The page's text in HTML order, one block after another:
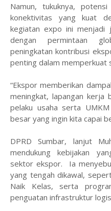
Namun, tukuknya,
konektivitas yang kuat
kegiatan expo ini menjadi
dengan permintaan
peningkatan kontribusi
penting dalam memperkuat
“Ekspor memberikan
meningkat, lapangan kerja
pelaku usaha serta
besar yang ingin kita capai
DPRD Sumbar, lanjut
mendukung kebijakan
sektor ekspor. Ia
yang tengah dikawal,
Naik Kelas, serta
penguatan infrastruktur